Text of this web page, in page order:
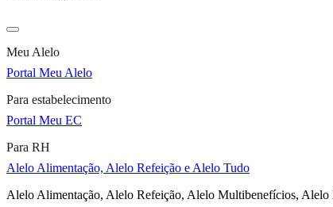
Meu Alelo
Portal Meu Alelo
Para estabelecimento
Portal Meu EC
Para RH
Alelo Alimentação, Alelo Refeição e Alelo Tudo
Alelo Alimentação, Alelo Refeição, Alelo Multibenefícios, Alelo